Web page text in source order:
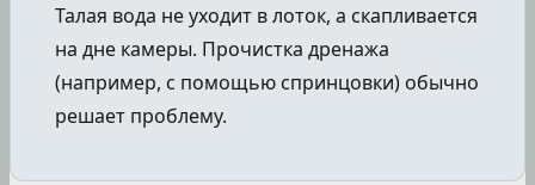
Талая вода не уходит в лоток, а скапливается
на дне камеры. Прочистка дренажа
(например, с помощью спринцовки) обычно
решает проблему.